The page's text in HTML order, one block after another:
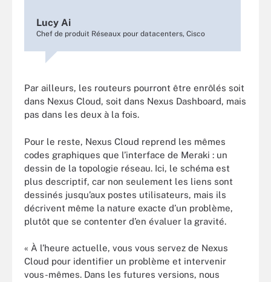
Lucy Ai
Chef de produit Réseaux pour datacenters, Cisco
Par ailleurs, les routeurs pourront être enrôlés soit
dans Nexus Cloud, soit dans Nexus Dashboard, mais
pas dans les deux à la fois.
Pour le reste, Nexus Cloud reprend les mêmes
codes graphiques que l’interface de Meraki : un
dessin de la topologie réseau. Ici, le schéma est
plus descriptif, car non seulement les liens sont
dessinés jusqu’aux postes utilisateurs, mais ils
décrivent même la nature exacte d’un problème,
plutôt que se contenter d’en évaluer la gravité.
« À l’heure actuelle, vous vous servez de Nexus
Cloud pour identifier un problème et intervenir
vous-mêmes. Dans les futures versions, nous